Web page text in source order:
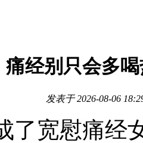
痛经别只会多
发表于2026-08-06
了宽慰痛经